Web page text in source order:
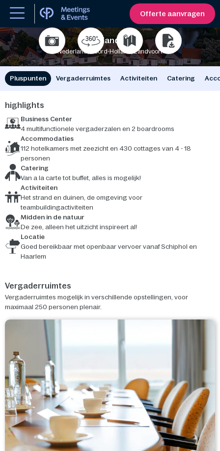
Offerte aanvragen
Park Zandvoort
Nederland, Noord-Holland, Zandvoort
Pluspunten Vergaderruimtes Activiteiten Catering
highlights
Business Center
4 multifunctionele vergaderzalen en 2 boardrooms
Accommodaties
112 hotelkamers met zeezicht en 430 cottages van 4 - 18
personen
Catering
Van a la carte tot buffet, alles is mogelijk!
Activiteiten
Het strand en duinen, de omgeving voor
teambuildingactiviteiten
Midden in de natuur
De zee, alleen het uitzicht inspireert al!
Locatie
Goed bereikbaar met openbaar vervoer vanaf Schiphol en
Haarlem
Vergaderruimtes
Vergaderruimtes mogelijk in verschillende opstellingen, voor
maximaal 250 personen plenair.